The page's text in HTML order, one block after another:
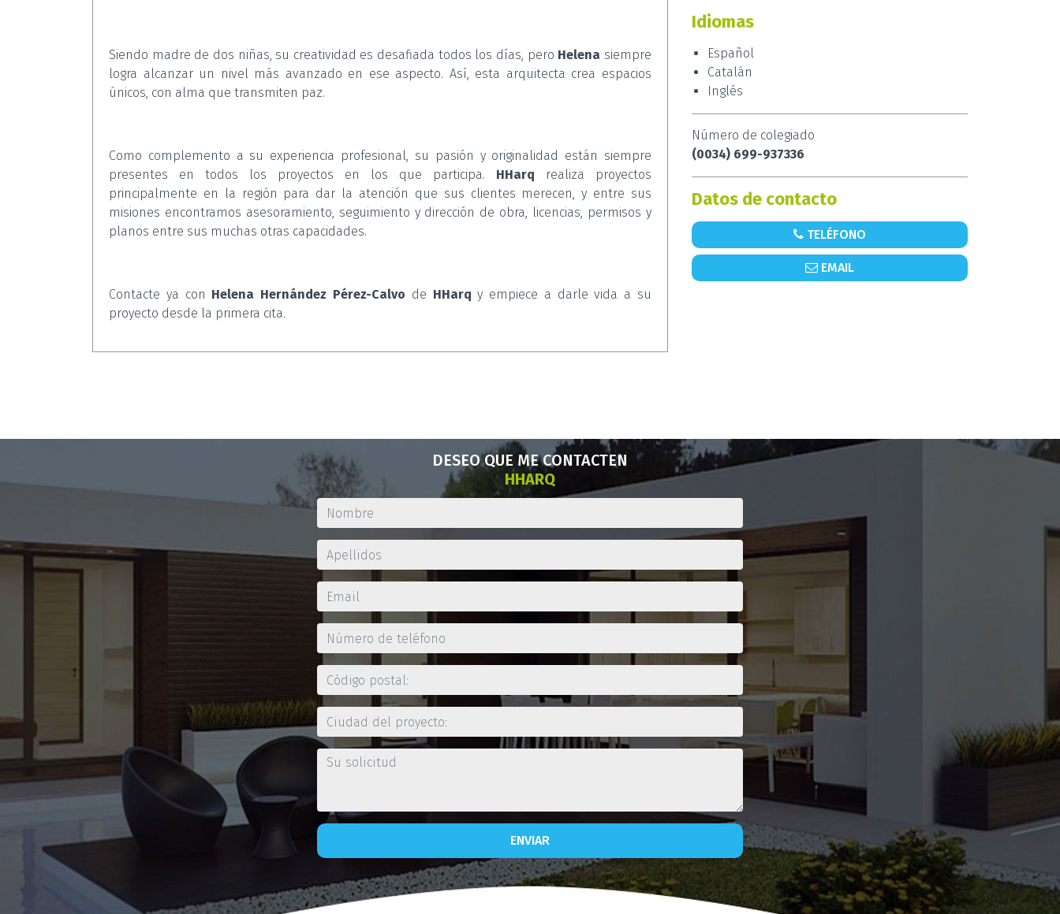
Siendo madre de dos niñas, su creatividad es desafiada todos los días, pero Helena siempre
logra alcanzar un nivel más avanzado en ese aspecto. Así, esta arquitecta crea espacios
únicos, con alma que transmiten paz.
Como complemento a su experiencia profesional, su pasión y originalidad están siempre
presentes en todos los proyectos en los que participa. HHarq
realiza proyectos
principalmente en la región para dar la atención que sus clientes merecen, y entre sus
misiones encontramos asesoramiento, seguimiento y dirección de obra, licencias, permisos y
planos entre sus muchas otras capacidades.
Contacte ya con Helena Hernández Pérez-Calvo de HHarq y empiece a darle vida a su
proyecto desde la primera cita.
Idiomas
Español
Catalán
Inglés
Número de colegiado
(0034) 699-937336
Datos de contacto
TELÉFONO
EMAIL
DESEO QUE ME CONTACTEN
HHARQ
ENVIAR